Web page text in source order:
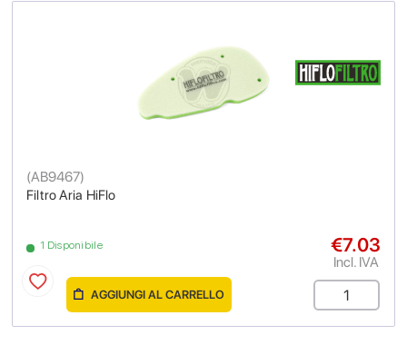
Filtro Aria HiFlo
(AB9467)
1 Disponibile €7.03
Incl. IVA
AGGIUNGI AL CARRELLO